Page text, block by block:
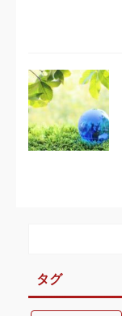
タグ